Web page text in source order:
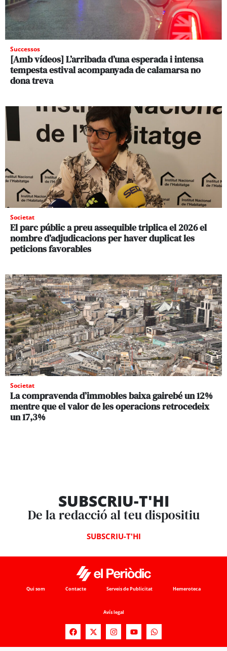
Successos
[Amb vídeos] L’arribada d’una esperada i intensa
tempesta estival acompanyada de calamarsa no
dona treva
Societat
El parc públic a preu assequible triplica el 2026 el
nombre d’adjudicacions per haver duplicat les
peticions favorables
Societat
La compravenda d’immobles baixa gairebé un 12%
mentre que el valor de les operacions retrocedeix
un 17,3%
SUBSCRIU-T'HI
De la redacció al teu dispositiu
SUBSCRIU-T'HI
Qui som Contacte Serveis de Publicitat Hemeroteca
Avís legal